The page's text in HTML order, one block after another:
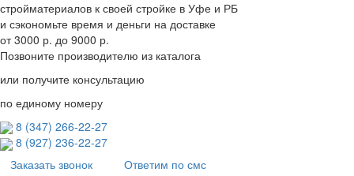
стройматериалов к своей стройке в Уфе и РБ
и сэкономьте время и деньги на доставке
от3000 р. до 9000 р.
Позвоните производителю из каталога
или получите консультацию
по единому номеру
8 (347) 266‑22‑27
8 (927) 236‑22‑27
Заказать звонок
Ответим по смс